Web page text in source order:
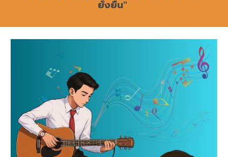
ยั่งยืน"